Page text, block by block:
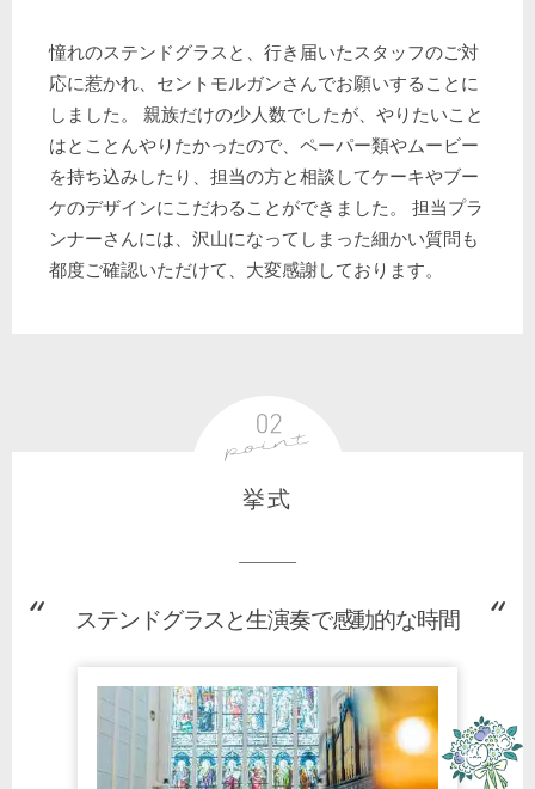
憧れのステンドグラスと、行き届いたスタッフのご対
応に惹かれ、セントモルガンさんでお願いすることに
しました。 親族だけの少人数でしたが、やりたいこと
はとことんやりたかったので、ペーパー類やムービー
を持ち込みしたり、担当の方と相談してケーキやブー
ケのデザインにこだわることができました。 担当プラ
ンナーさんには、沢山になってしまった細かい質問も
都度ご確認いただけて、大変感謝しております。
挙式
ステンドグラスと生演奏で感動的な時間